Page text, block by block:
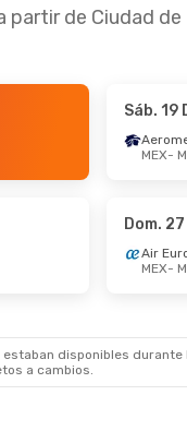
partir de Ciudad
Directo
- Lun. 2
MAD
- MEX
Sáb. 19
MEX-
Dom.
Air
MEX-
disponibles
a cambios.